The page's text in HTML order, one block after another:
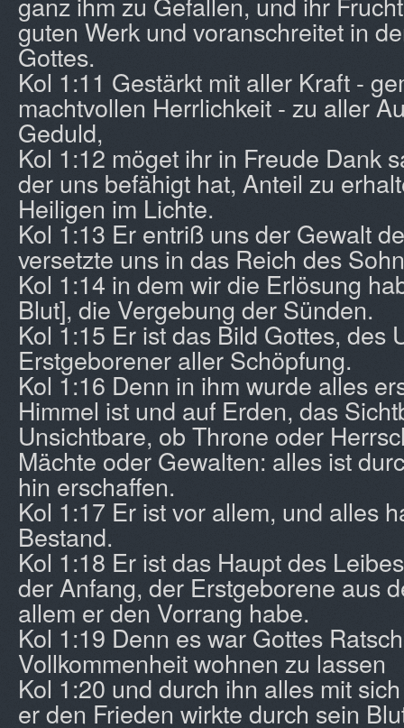
guten Werk und voranschreitet in
Gottes.
Kol 1:11 Gestärkt mit aller Kraft -
machtvollen Herrlichkeit - zu aller
Geduld,
Kol 1:12 möget ihr in Freude Dank
der uns befähigt hat, Anteil zu
Heiligen im Lichte.
Kol 1:13 Er entriß uns der Gewalt
versetzte uns in das Reich des
Kol 1:14 in dem wir die Erlösung
Blut], die Vergebung der Sünden.
Kol 1:15 Er ist das Bild Gottes, des
Erstgeborener aller Schöpfung.
Kol 1:16 Denn in ihm wurde alles
Himmel ist und auf Erden, das
Unsichtbare, ob Throne oder
Mächte oder Gewalten: alles ist
hin erschaffen.
Kol 1:17 Er ist vor allem, und alles
Bestand.
Kol 1:18 Er ist das Haupt des
der Anfang, der Erstgeborene aus
allem er den Vorrang habe.
Kol 1:19 Denn es war Gottes
Vollkommenheit wohnen zu lassen
Kol 1:20 und durch ihn alles mit
er den Frieden wirkte durch sein